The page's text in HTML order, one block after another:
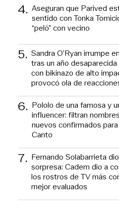
4. Aseguran que Parived
sentido con Tonka
“peló” con vecino
5. Sandra O’Ryan irrumpe
tras un año
con bikinazo de alto
provocó ola de
6. Pololo de una famosa y
influencer: filtran
nuevos confirmados
Canto
7. Fernando Solabarrieta
sorpresa: Cadem dio a
los rostros de TV más
mejor evaluados